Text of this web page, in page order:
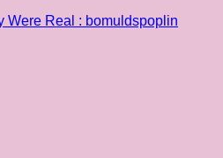
Were Real : bomuldspoplin